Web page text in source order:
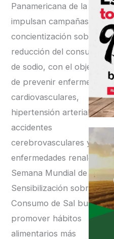
Panamericana de la Salud
impulsan campañas de
concientización sobre la
reducción del consumo
de sodio, con el objetivo
de prevenir enfermedades
cardiovasculares,
hipertensión arterial,
accidentes
cerebrovasculares y
enfermedades renales. La
Semana Mundial de
Sensibilización sobre el
Consumo de Sal busca
promover hábitos
alimentarios más